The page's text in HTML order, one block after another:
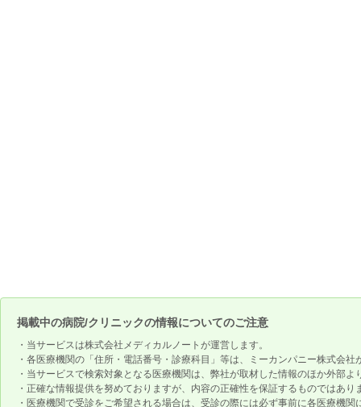
掲載中の病院/クリニックの情報についてのご注意
・当サービスは株式会社メディカルノートが運営します。
・各医療機関の「住所・電話番号・診療科目」等は、ミーカンパニー株式会
・当サービスで検索対象となる医療機関は、弊社が取材した情報のほか外部
・正確な情報提供を努めておりますが、内容の正確性を保証するものではあり
・医療機関で受診をご希望される場合は、受診の際には必ず事前に各医療機